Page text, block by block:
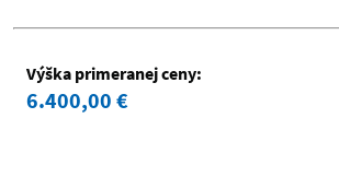
Výška primeranej ceny:
6.400,00 €